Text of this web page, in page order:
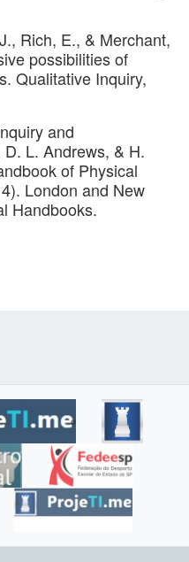
Rich, E., & Merchant,
possibilities of
Qualitative Inquiry,
and
L. Andrews, & H.
of Physical
London and New
Handbooks.